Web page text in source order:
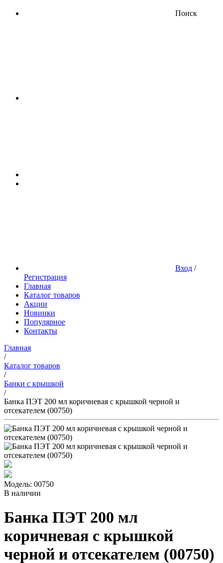
Поиск
Вход /
Регистрация
Главная
Каталог товаров
Акции
Новинки
Популярное
Контакты
Главная
/
Каталог товаров
/
Банки с крышкой
/
Банка ПЭТ 200 мл коричневая с крышкой черной и
отсекателем (00750)
Модель: 00750
В наличии
Банка ПЭТ 200 мл
коричневая с крышкой
черной и отсекателем (00750)